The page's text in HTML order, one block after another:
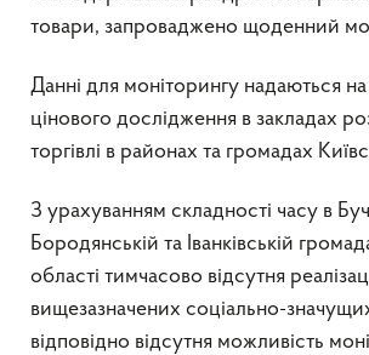
товари, запроваджено щоденний
Данні для моніторингу надаються на
цінового дослідження в закладах
торгівлі в районах та громадах
З урахуванням складності часу в
Бородянській та Іванківській
області тимчасово відсутня
вищезазначених соціально-
відповідно відсутня можливість